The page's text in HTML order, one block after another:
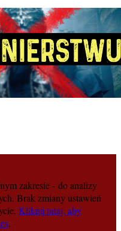
zakresie - do analizy
Brak zmiany ustawień
Kliknij tutaj, aby
.